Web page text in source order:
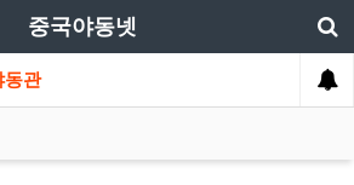
중국야동넷
동관